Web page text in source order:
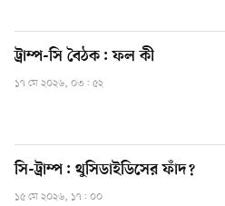
ট্রাম্প-সি বৈঠক: ফল কী
১৭ মে ২০২৬, ০৩: ৫২
সি-ট্রাম্প: থুসিডাইডিসের ফাঁদ?
১৫ মে ২০২৬, ১৭: ০০